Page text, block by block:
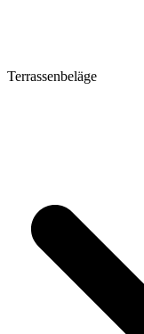
Terrassenbeläge